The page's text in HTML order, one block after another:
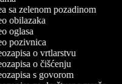
sa zelenom pozadinom
obilazaka
oglasa
pozivnica
o vrtlarstvu
o čišćenju
s govorom